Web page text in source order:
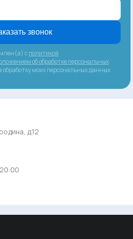
звонок
сполитикой
об обработке персональных
обработку моих персональных данных
д.12